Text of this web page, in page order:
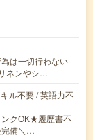
は一切行わない
ネンやシ…
ル不要 / 英語力不
クOK★履歴書不
完備＼…